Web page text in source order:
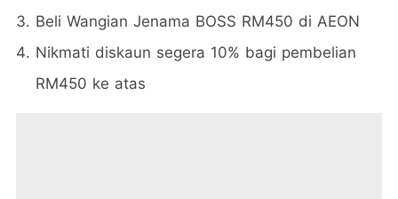
Beli Wangian Jenama BOSS RM450 di AEON
Nikmati diskaun segera 10% bagi pembelian
RM450 ke atas